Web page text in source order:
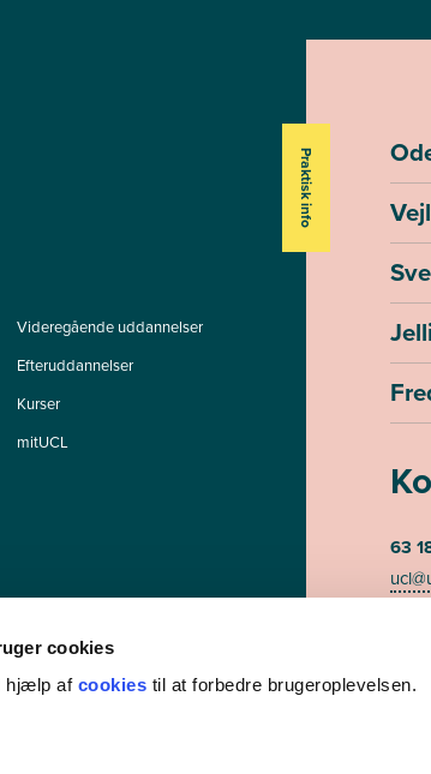
cookies
hjælp af cookies til at forbedre brugeroplevelsen.
Videregående uddannelser
Efteruddannelser
Kurser
mitUCL
Praktisk info
63